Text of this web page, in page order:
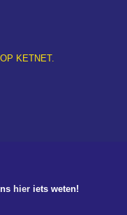
KETNET.
hieriets weten!